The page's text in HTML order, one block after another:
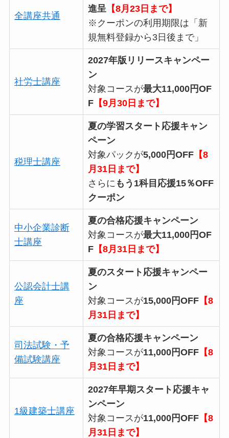
全講座共通
進呈 【8月23日まで】
※クーポンの利用期限は「新
規無料登録から3日後まで」
社労士講座
2027年版リリースキャンペー
ン
対象コースが最大11,000円OF
F【9月30日まで】
税理士講座
夏の学習スタート応援キャン
ペーン
対象パックが5,000円OFF【8
月31日まで】
さらに もう1科目応援15％OFF
クーポン
中小企業診断
士講座
夏の合格応援キャンペーン
対象コースが最大11,000円OF
F【8月31日まで】
公認会計士講
座
夏のスタート応援キャンペー
ン
対象コースが15,000円OFF【8
月31日まで】
司法試験・予
備試験講座
夏の合格応援キャンペーン
対象コースが11,000円OFF【8
月31日まで】
1級建築士講座
2027年早期スタート応援キャ
ンペーン
対象コースが11,000円OFF【8
月31日まで】